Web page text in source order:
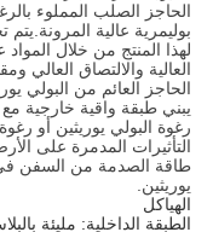
الحاجز الصلب المملوء
بوليمرية عالية
لهذا المنتج من خلال المواد
العالية والالتصاق العالي
الحاجز العائم من البولي
يبني طبقة واقية خارجية مع
رغوة البولي يوريثين أو
التأثيرات المدمرة على
طاقة الصدمة من السفن
يوريثين.
الهياكل